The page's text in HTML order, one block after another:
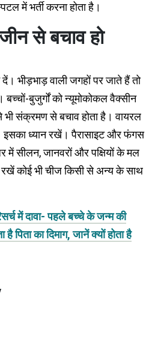
में भर्ती करना होता है।
से बचाव हो
दें। भीड़भाड़ वाली जगहों पर जाते हैं तो
बुजुर्गों को न्यूमोकोकल वैक्सीन
संक्रमण से बचाव होता है। वायरल
ध्यान रखें। पैरासाइट और फंगस
सीलन, जानवरों और पक्षियों के मल
रखें कोई भी चीज किसी से अन्य के साथ
में दावा- पहले बच्चे के जन्म की
का दिमाग, जानें क्यों होता है